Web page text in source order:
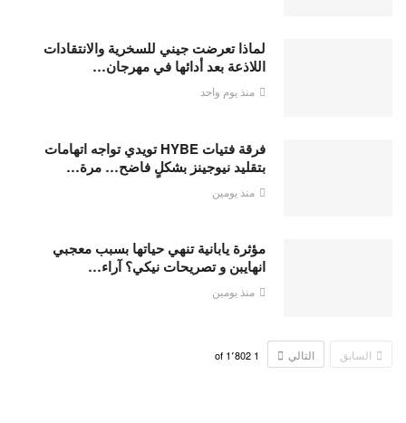
لماذا تعرضت جيني للسخرية والانتقادات
اللاذعة بعد أدائها في مهرجان…
منذ يوم واحد
فرقة فتيات HYBE تويدي تواجه اتهامات
بتقليد نيوجينز بشكلٍ فاضح… مرة…
منذ يومين
مؤثرة يابانية تنهي حياتها بسبب معجبي
انهايبن و تصريحات نيكي؟ آراء…
منذ يومين
السابق التالي 1 1٬802